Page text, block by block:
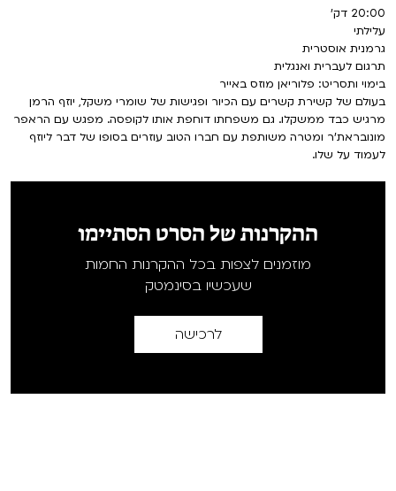
20:00 דק'
עלילתי
גרמנית אוסטרית
תרגום לעברית ואנגלית
בימוי ותסריט: פלוריאן מוזס באייר
בעולם של קשירת קשרים עם הכיור ופגישות של שומרי משקל, יוזף הרמן
מרגיש כבד ממשקלו. גם משפחתו דוחפת אותו לקופסה. מפגש עם הראפר
מונובראת'ר ומטרה משותפת עם חברו הטוב עוזרים בסופו של דבר ליוזף
לעמוד על שלו.
ההקרנות של הסרט הסתיימו
מוזמנים לצפות בכל ההקרנות החמות
שעכשיו בסינמטק
לרכישה